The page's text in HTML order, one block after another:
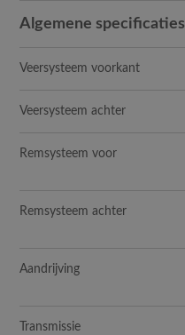
Algemene specificaties
Veersysteem voorkant
Veersysteem achter
Remsysteem voor
Remsysteem achter
Aandrijving
Transmissie